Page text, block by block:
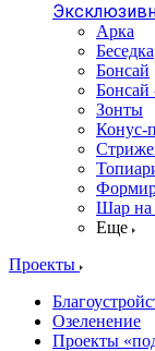
Арка
Беседка
Бонсай
Бонсай
Зонты
Конус-
Шар на
Еще
Проекты
Озеленение
Проекты